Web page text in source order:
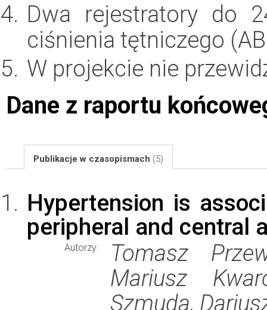
Dwa rejestratory do
ciśnienia tętniczego
W projekcie nie
Dane z raportu
Publikacje w czasopismach (5)
Hypertension is
peripheral and central
Autorzy:
Tomasz
Mariusz
Szmuda,